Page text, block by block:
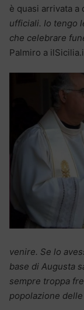
è quasi arrivata a
ufficiali. Io tengo
che celebrare
Palmiro a
venire. Se lo
base di Augusta
sempre troppa
popolazione